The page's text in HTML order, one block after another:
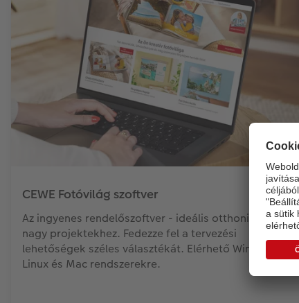
CEWE Fotóvilág szoftver
Az ingyenes rendelőszoftver - ideális otthoni és
nagy projektekhez. Fedezze fel a tervezési
lehetőségek széles választékát. Elérhető Windows,
Linux és Mac rendszerekre.